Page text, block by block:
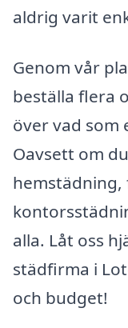
aldrig varit
Genom vår
beställa flera
över vad som
Oavsett om
alla. Låt oss
städfirma i
och budget!